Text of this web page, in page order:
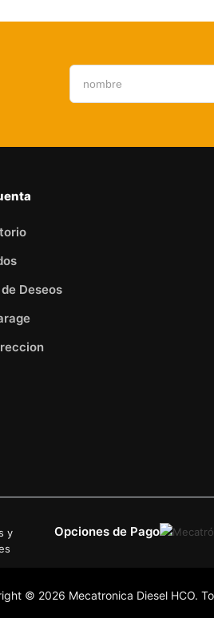
Deseos
y
Opciones de Pago
© 2026 Mecatronica Diesel HCO.